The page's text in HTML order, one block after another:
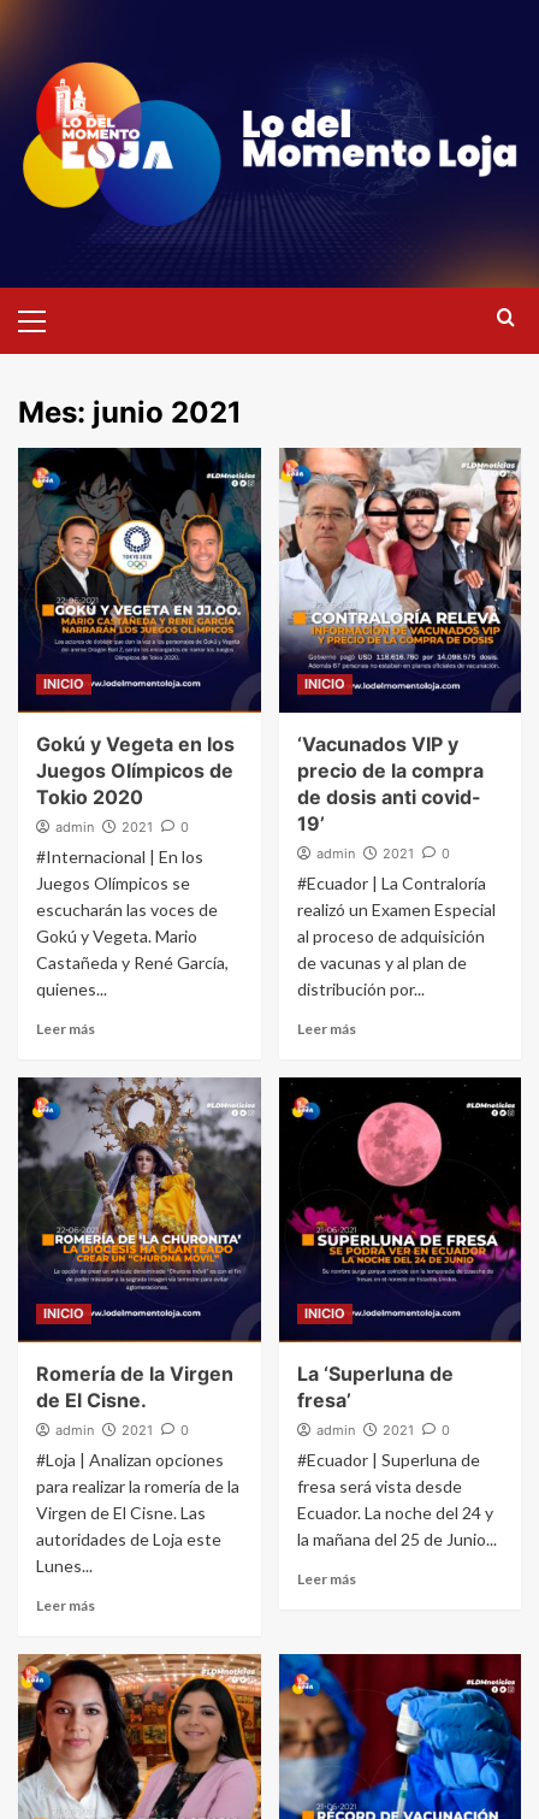
contenido
primario
Mes: junio 2021
INICIO
Gokú y Vegeta en los
Juegos Olímpicos de
Tokio 2020
admin 2021 0
#Internacional | En los
Juegos Olímpicos se
escucharán las voces de
Gokú y Vegeta. Mario
Castañeda y René García,
quienes...
Leer más
INICIO
‘Vacunados VIP y
precio de la compra
de dosis anti covid-
19’
admin 2021 0
#Ecuador | La Contraloría
realizó un Examen Especial
al proceso de adquisición
de vacunas y al plan de
distribución por...
Leer más
INICIO
Romería de la Virgen
de El Cisne.
admin 2021 0
#Loja | Analizan opciones
para realizar la romería de la
Virgen de El Cisne. Las
autoridades de Loja este
Lunes...
Leer más
INICIO
La ‘Superluna de
fresa’
admin 2021 0
#Ecuador | Superluna de
fresa será vista desde
Ecuador. La noche del 24 y
la mañana del 25 de Junio...
Leer más